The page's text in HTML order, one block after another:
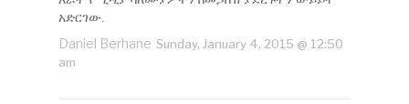
አድርገው.
Daniel Berhane Sunday, January 4, 2015 @ 12:50
am